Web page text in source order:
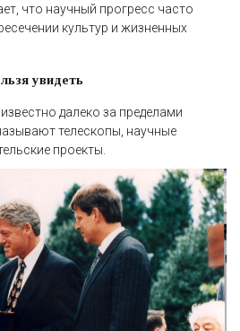
что научный прогресс часто
культур и жизненных
увидеть
далеко за пределами
телескопы, научные
проекты.